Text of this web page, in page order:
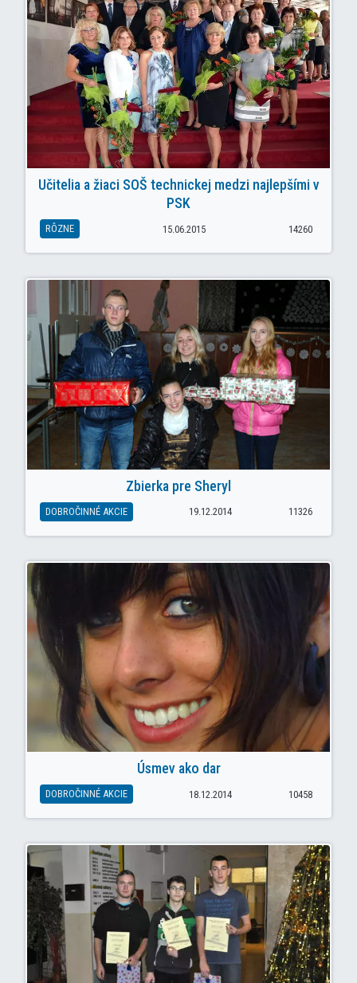
Učitelia a žiaci SOŠ technickej medzi najlepšími v
PSK
RÔZNE 15.06.2015 14260
Zbierka pre Sheryl
DOBROČINNÉ AKCIE 19.12.2014 11326
Úsmev ako dar
DOBROČINNÉ AKCIE 18.12.2014 10458